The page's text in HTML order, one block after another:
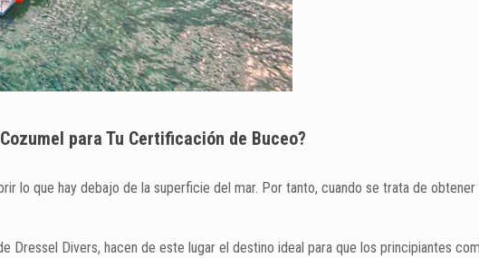
para Tu Certificación de Buceo?
lo que hay debajo de la superficie del mar. Por tanto, cuando se trata de obtener
Divers, hacen de este lugar el destino ideal para que los principiantes